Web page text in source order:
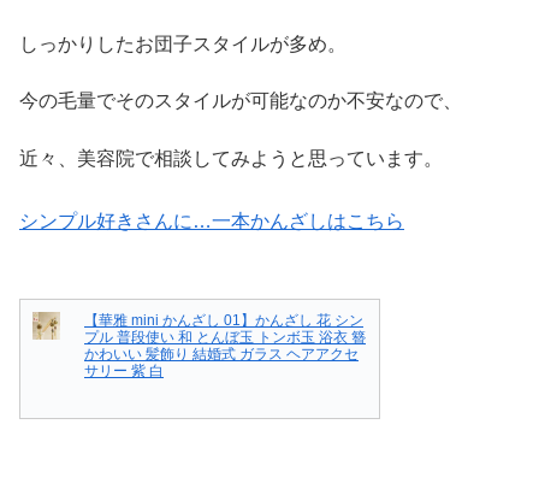
しっかりしたお団子スタイルが多め。
今の毛量でそのスタイルが可能なのか不安なので、
近々、美容院で相談してみようと思っています。
シンプル好きさんに…一本かんざしはこちら
【華雅 mini かんざし 01】かんざし 花 シン
プル 普段使い 和 とんぼ玉 トンボ玉 浴衣 簪
かわいい 髪飾り 結婚式 ガラス ヘアアクセ
サリー 紫 白